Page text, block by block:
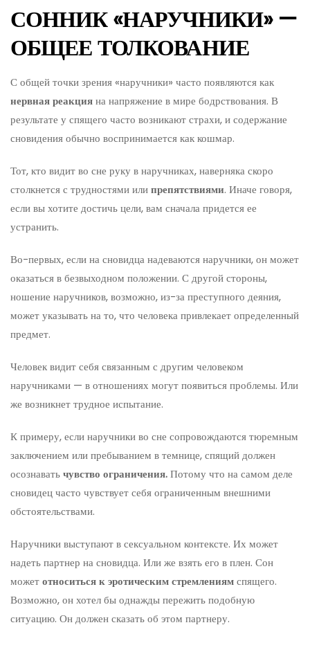
СОННИК «НАРУЧНИКИ» —
ОБЩЕЕ ТОЛКОВАНИЕ
С общей точки зрения «наручники» часто появляются как
нервная реакцияна напряжение в мире бодрствования. В
результате у спящего часто возникают страхи, и содержание
сновидения обычно воспринимается как кошмар.
Тот, кто видит во сне руку в наручниках, наверняка скоро
столкнется с трудностями илипрепятствиями. Иначе говоря,
если вы хотите достичь цели, вам сначала придется ее
устранить.
Во-первых, если на сновидца надеваются наручники, он может
оказаться в безвыходном положении. С другой стороны,
ношение наручников, возможно, из-за преступного деяния,
может указывать на то, что человека привлекает определенный
предмет.
Человек видит себя связанным с другим человеком
наручниками — в отношениях могут появиться проблемы. Или
же возникнет трудное испытание.
К примеру, если наручники во сне сопровождаются тюремным
заключением или пребыванием в темнице, спящий должен
осознаватьчувство ограничения.Потому что на самом деле
сновидец часто чувствует себя ограниченным внешними
обстоятельствами.
Наручники выступают в сексуальном контексте. Их может
надеть партнер на сновидца. Или же взять его в плен. Сон
можетотноситься к эротическим стремлениямспящего.
Возможно, он хотел бы однажды пережить подобную
ситуацию. Он должен сказать об этом партнеру.